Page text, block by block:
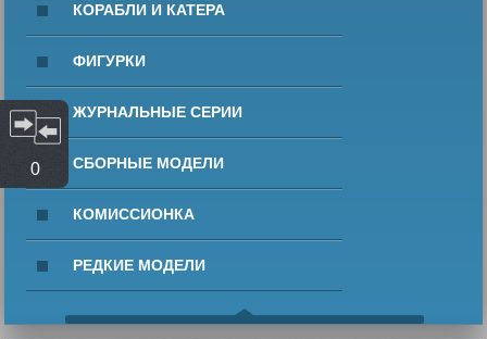
КОРАБЛИ И КАТЕРА
ФИГУРКИ
ЖУРНАЛЬНЫЕ СЕРИИ
СБОРНЫЕ МОДЕЛИ
КОМИССИОНКА
РЕДКИЕ МОДЕЛИ
0